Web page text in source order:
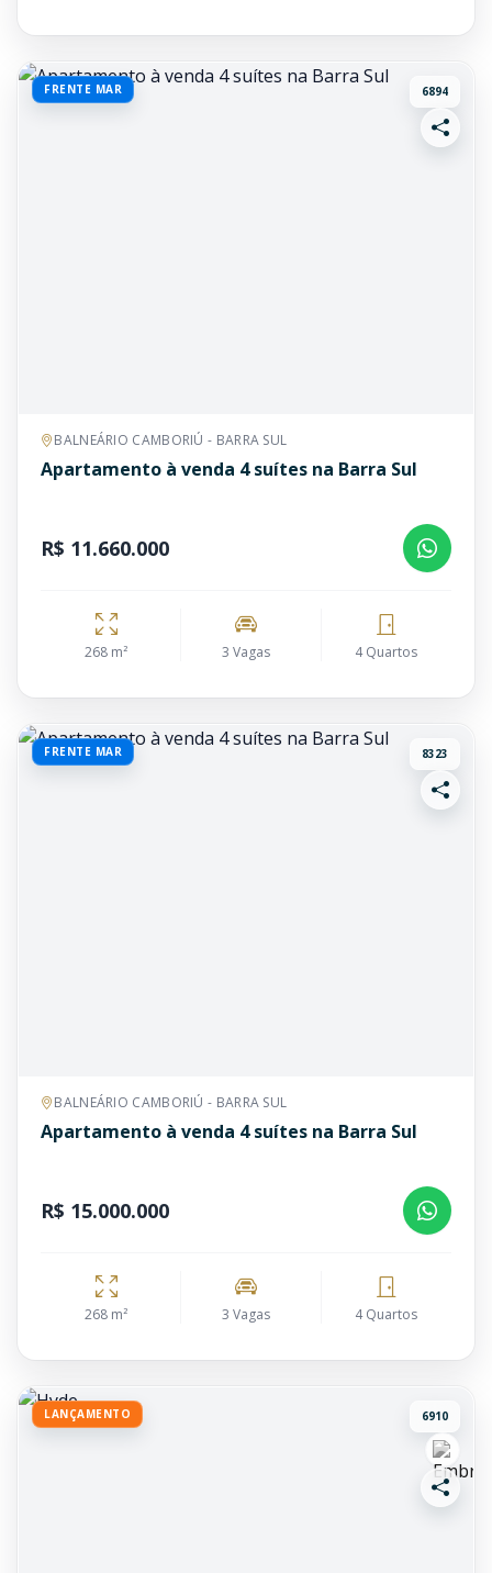
FRENTE MAR 6894
BALNEÁRIO CAMBORIÚ - BARRA SUL
Apartamento à venda 4 suítes na Barra Sul
R$ 11.660.000
268 m² 3 Vagas 4 Quartos
FRENTE MAR 8323
BALNEÁRIO CAMBORIÚ - BARRA SUL
Apartamento à venda 4 suítes na Barra Sul
R$ 15.000.000
268 m² 3 Vagas 4 Quartos
LANÇAMENTO 6910